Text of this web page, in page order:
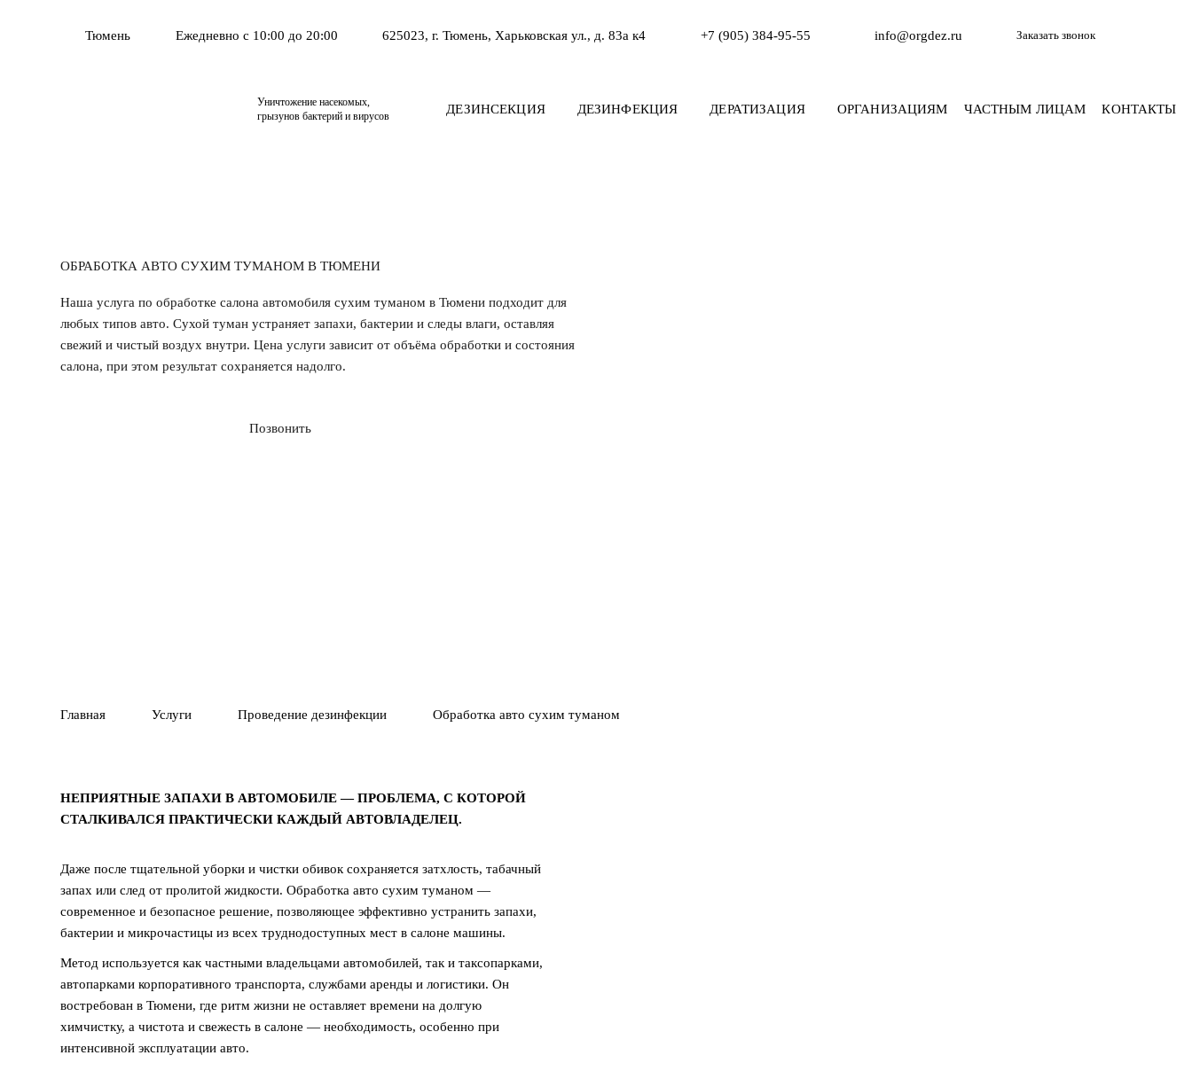
Тюмень Ежедневно с 10:00 до 20:00 625023, г. Тюмень, Харьковская ул., д. 83а к4 +7 (905) 384-95-55 info@orgdez.ru Заказать звонок
Уничтожение насекомых,
грызунов бактерий и вирусов
ДЕЗИНСЕКЦИЯ ДЕЗИНФЕКЦИЯ ДЕРАТИЗАЦИЯ ОРГАНИЗАЦИЯМ ЧАСТНЫМ ЛИЦАМ КОНТАКТЫ
ОБРАБОТКА АВТО СУХИМ ТУМАНОМ В ТЮМЕНИ
Наша услуга по обработке салона автомобиля сухим туманом в Тюмени подходит для
любых типов авто. Сухой туман устраняет запахи, бактерии и следы влаги, оставляя
свежий и чистый воздух внутри. Цена услуги зависит от объёма обработки и состояния
салона, при этом результат сохраняется надолго.
Позвонить
Главная Услуги Проведение дезинфекции Обработка авто сухим туманом
НЕПРИЯТНЫЕ ЗАПАХИ В АВТОМОБИЛЕ — ПРОБЛЕМА, С КОТОРОЙ
СТАЛКИВАЛСЯ ПРАКТИЧЕСКИ КАЖДЫЙ АВТОВЛАДЕЛЕЦ.
Даже после тщательной уборки и чистки обивок сохраняется затхлость, табачный
запах или след от пролитой жидкости. Обработка авто сухим туманом —
современное и безопасное решение, позволяющее эффективно устранить запахи,
бактерии и микрочастицы из всех труднодоступных мест в салоне машины.
Метод используется как частными владельцами автомобилей, так и таксопарками,
автопарками корпоративного транспорта, службами аренды и логистики. Он
востребован в Тюмени, где ритм жизни не оставляет времени на долгую
химчистку, а чистота и свежесть в салоне — необходимость, особенно при
интенсивной эксплуатации авто.